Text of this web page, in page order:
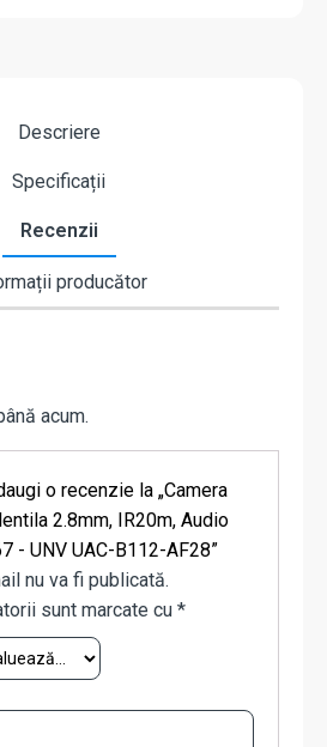
Descriere
Specificații
Recenzii
producător
acum.
o recenzie la „Camera
2.8mm, IR20m, Audio
- UNV UAC-B112-AF28”
nu va fi publicată.
sunt marcate cu *